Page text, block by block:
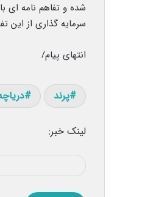
شده و تفاهم نامه ای
سرمایه گذاری از این
انتهای پیام/
پرند
لینک خبر: